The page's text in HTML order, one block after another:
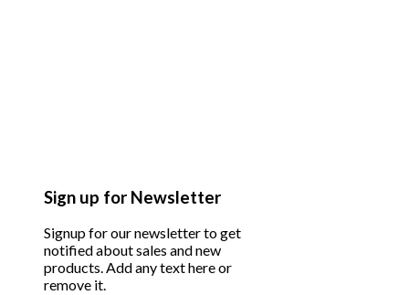
Sign up for Newsletter
Signup for our newsletter to get
notified about sales and new
products. Add any text here or
remove it.